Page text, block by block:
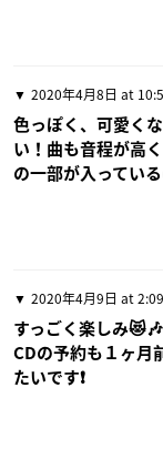
2020年4月8日 at
色っぽく、可愛く
い！曲も音程が高
の一部が入ってい
2020年4月9日 at
すっごく楽しみ😻🎶
CDの予約も１ヶ月
たいです❗